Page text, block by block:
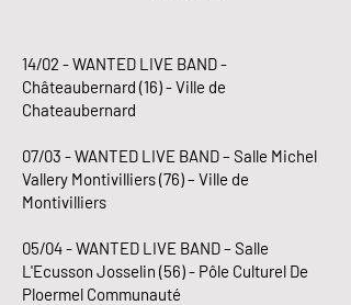
14/02 - WANTED LIVE BAND -
Châteaubernard (16) - Ville de
Chateaubernard
07/03 - WANTED LIVE BAND – Salle Michel
Vallery Montivilliers (76) – Ville de
Montivilliers
05/04 - WANTED LIVE BAND – Salle
L'Ecusson Josselin (56) - Pôle Culturel De
Ploermel Communauté